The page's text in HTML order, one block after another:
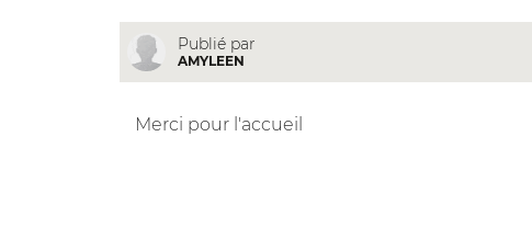
Publié par
AMYLEEN
Merci pour l'accueil